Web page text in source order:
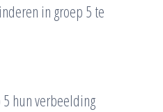
in groep 5 te
hun verbeelding